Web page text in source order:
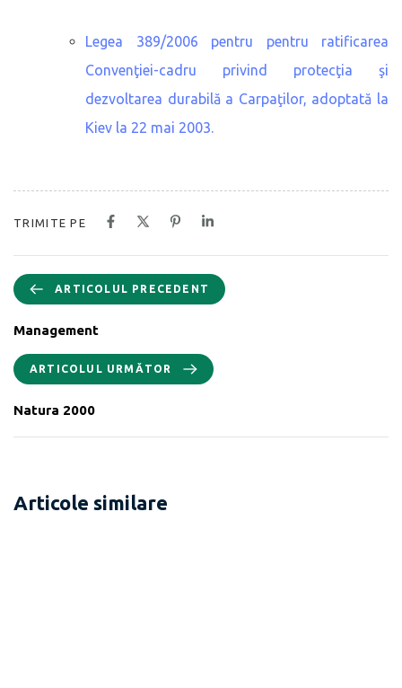
Legea 389/2006 pentru pentru ratificarea
Convenţiei-cadru privind protecţia şi
dezvoltarea durabilă a Carpaţilor, adoptată la
Kiev la 22 mai 2003.
TRIMITE PE
ARTICOLUL PRECEDENT
Management
ARTICOLUL URMĂTOR
Natura 2000
Articole similare